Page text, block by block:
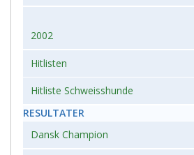
2002
Hitlisten
Hitliste Schweisshunde
RESULTATER
Dansk Champion